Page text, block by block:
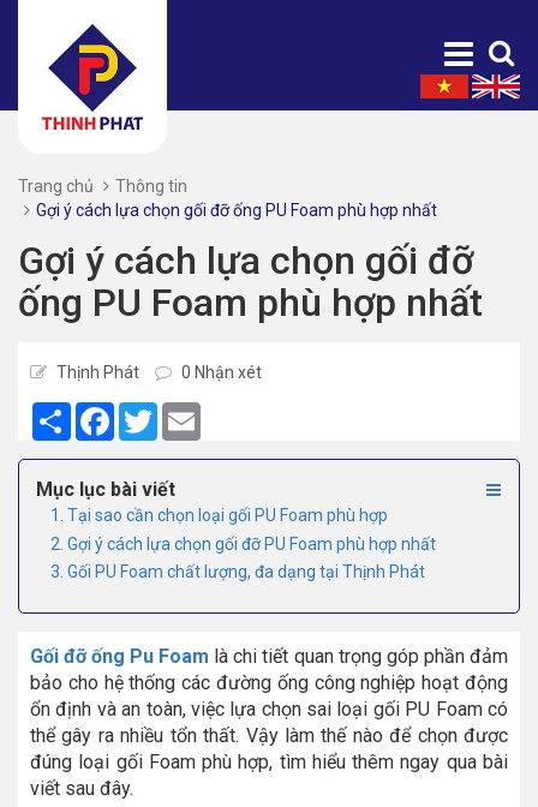
Trang chủ
Thông tin
Gợi ý cách lựa chọn gối đỡ ống PU Foam phù hợp nhất
Gợi ý cách lựa chọn gối đỡ
ống PU Foam phù hợp nhất
Thịnh Phát 0 Nhận xét
Share Facebook
Twitter
Mục lục bài viết
1. Tại sao cần chọn loại gối PU Foam phù hợp
2. Gợi ý cách lựa chọn gối đỡ PU Foam phù hợp nhất
3. Gối PU Foam chất lượng, đa dạng tại Thịnh Phát
Gối đỡ ống Pu Foam là chi tiết quan trọng góp phần đảm
bảo cho hệ thống các đường ống công nghiệp hoạt động
ổn định và an toàn, việc lựa chọn sai loại gối PU Foam có
thể gây ra nhiều tổn thất. Vậy làm thế nào để chọn được
đúng loại gối Foam phù hợp, tìm hiểu thêm ngay qua bài
viết sau đây.